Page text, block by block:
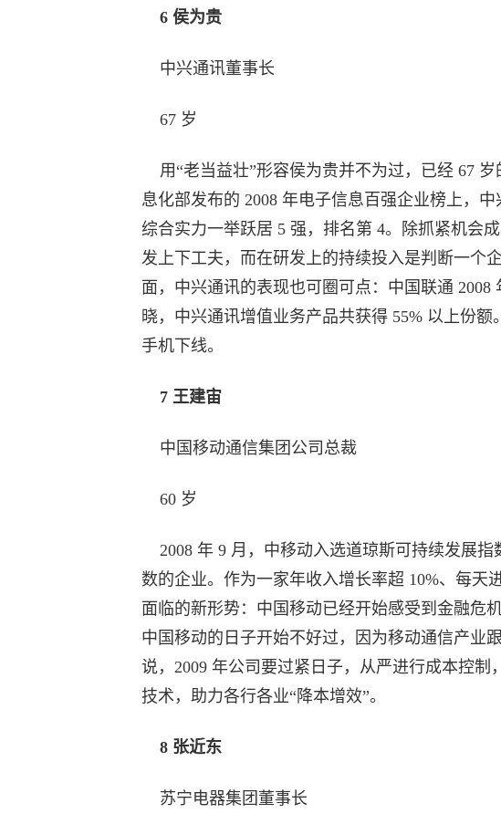
6 侯为贵
中兴通讯董事长
67 岁
用“老当益壮”形容侯为贵并不为过，已经 67
息化部发布的 2008 年电子信息百强企业榜上，中
综合实力一举跃居 5 强，排名第 4。除抓紧机会
发上下工夫，而在研发上的持续投入是判断一个
面，中兴通讯的表现也可圈可点：中国联通
晓，中兴通讯增值业务产品共获得 55% 以上份额
手机下线。
7 王建宙
中国移动通信集团公司总裁
60 岁
2008 年 9 月，中移动入选道琼斯可持续发展指
数的企业。作为一家年收入增长率超 10%、每天
面临的新形势：中国移动已经开始感受到金融危
中国移动的日子开始不好过，因为移动通信产业
说，2009 年公司要过紧日子，从严进行成本控
技术，助力各行各业“降本增效”。
8 张近东
苏宁电器集团董事长